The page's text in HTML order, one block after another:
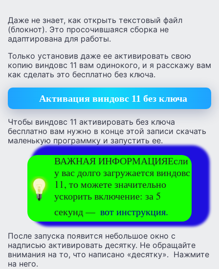
Даже не знает, как открыть текстовый файл
(блокнот). Это просочившаяся сборка не
адаптирована для работы.
Только установив даже ее активировать свою
копию виндовс 11 вам одинокого, и я расскажу вам
как сделать это бесплатно без ключа.
Активация виндовс 11 без ключа
Чтобы виндовс 11 активировать без ключа
бесплатно вам нужно в конце этой записи скачать
маленькую программку и запустить ее.
ВАЖНАЯ ИНФОРМАЦИЯЕсли
у вас долго загружается виндовс
11, то можете значительно
ускорить включение: за 5
секунд — вот инструкция.
После запуска появится небольшое окно с
надписью активировать десятку. Не обращайте
внимания на то, что написано «десятку». Нажмите
на него.